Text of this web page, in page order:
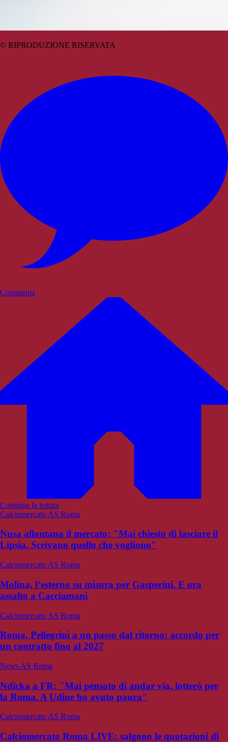
© RIPRODUZIONE RISERVATA
Commenta
Continua la lettura
Calciomercato AS Roma
Nusa allontana il mercato: "Mai chiesto di lasciare il
Lipsia. Scrivano quello che vogliono"
Calciomercato AS Roma
Molina, l’esterno su misura per Gasperini. E ora
assalto a Cacciamani
Calciomercato AS Roma
Roma, Pellegrini a un passo dal ritorno: accordo per
un contratto fino al 2027
News AS Roma
Ndicka a FR: "Mai pensato di andar via, lotterò per
la Roma. A Udine ho avuto paura"
Calciomercato AS Roma
Calciomercato Roma LIVE: salgono le quotazioni di